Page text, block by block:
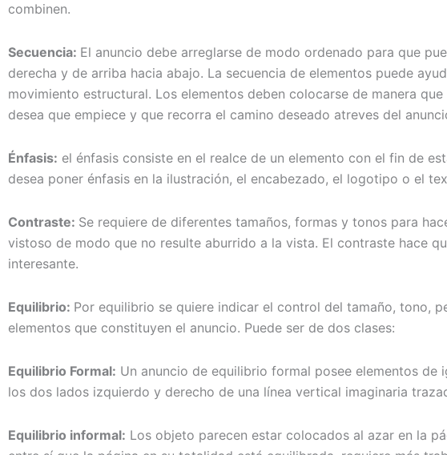
combinen.
Secuencia: El anuncio debe arreglarse de modo ordenado para que
derecha y de arriba hacia abajo. La secuencia de elementos puede
movimiento estructural. Los elementos deben colocarse de manera
desea que empiece y que recorra el camino deseado atreves del
Énfasis: el énfasis consiste en el realce de un elemento con el fin de
desea poner énfasis en la ilustración, el encabezado, el logotipo o el
Contraste: Se requiere de diferentes tamaños, formas y tonos para
vistoso de modo que no resulte aburrido a la vista. El contraste hace
interesante.
Equilibrio: Por equilibrio se quiere indicar el control del tamaño, tono,
elementos que constituyen el anuncio. Puede ser de dos clases:
Equilibrio Formal: Un anuncio de equilibrio formal posee elementos de
los dos lados izquierdo y derecho de una línea vertical imaginaria
Equilibrio informal: Los objeto parecen estar colocados al azar en la